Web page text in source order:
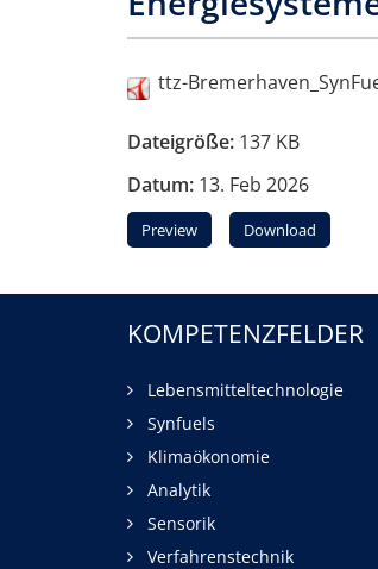
ttz-
Dateigröße: 137 KB
Datum: 13. Feb 2026
Preview Download
KOMPETENZFELDER
Lebensmitteltechnologie
Synfuels
Klimaökonomie
Analytik
Sensorik
Verfahrenstechnik